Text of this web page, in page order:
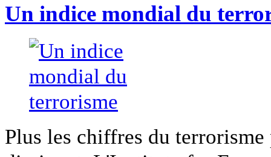
Un indice mondial du
Plus les chiffres du